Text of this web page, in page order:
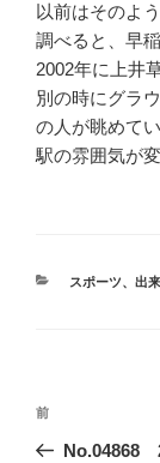
以前はそのよ
調べると、早
2002年に上井
別の時にグラ
の人が眺めてい
駅の雰囲気が
カ
スポーツ、 出
投
前
の
前
No.04868